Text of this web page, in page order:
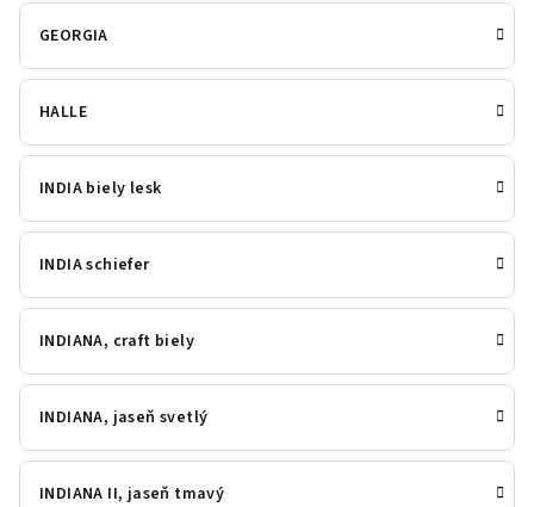
GEORGIA
HALLE
INDIA biely lesk
INDIA schiefer
INDIANA, craft biely
INDIANA, jaseň svetlý
INDIANA II, jaseň tmavý